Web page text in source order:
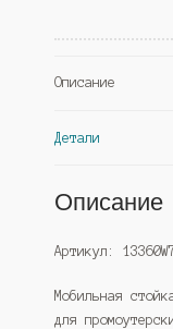
Серый
Описание
Детали
Описание
Артикул:
Мобильная
для